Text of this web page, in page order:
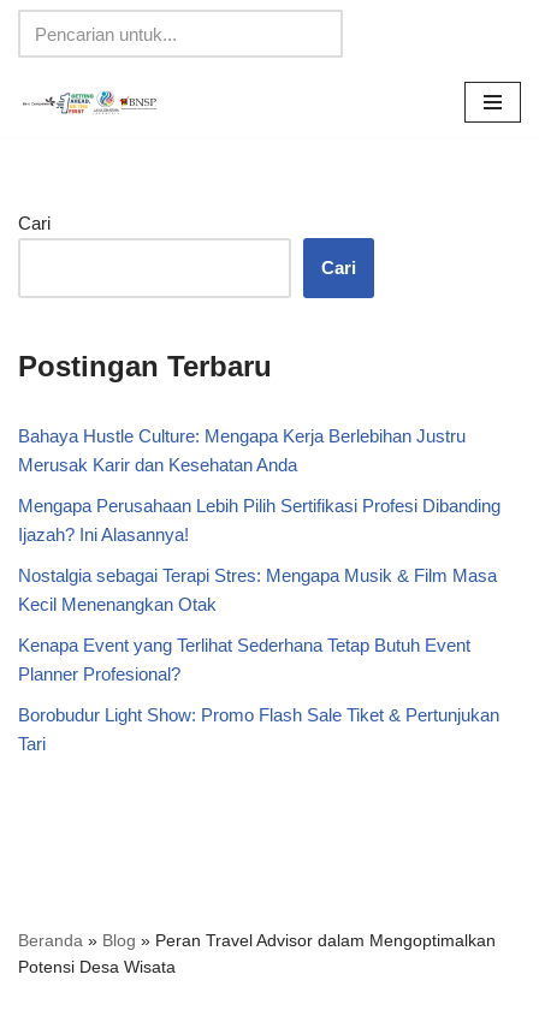
Lompat
Cari
Cari
Postingan Terbaru
Bahaya Hustle Culture: Mengapa Kerja Berlebihan Justru
Merusak Karir dan Kesehatan Anda
Mengapa Perusahaan Lebih Pilih Sertifikasi Profesi Dibanding
Ijazah? Ini Alasannya!
Nostalgia sebagai Terapi Stres: Mengapa Musik & Film Masa
Kecil Menenangkan Otak
Kenapa Event yang Terlihat Sederhana Tetap Butuh Event
Planner Profesional?
Borobudur Light Show: Promo Flash Sale Tiket & Pertunjukan
Tari
Beranda » Blog » Peran Travel Advisor dalam Mengoptimalkan
Potensi Desa Wisata